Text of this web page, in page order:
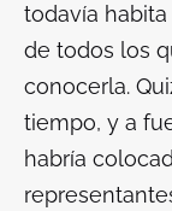
todavía
de todos los
conocerla.
tiempo, y a
habría